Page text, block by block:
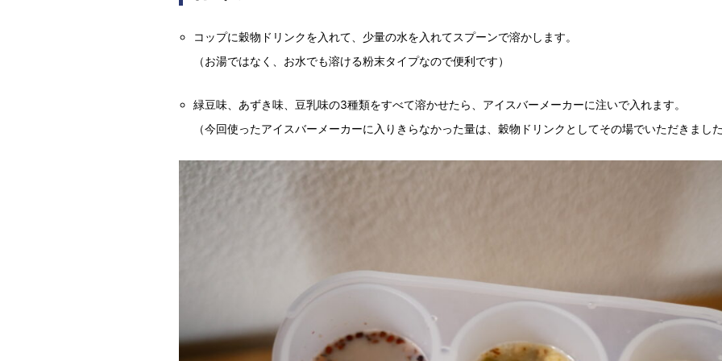
コップに穀物ドリンクを入れて、少量の水を入れてスプーンで溶かします。
（お湯ではなく、お水でも溶ける粉末タイプなので便利です）
緑豆味、あずき味、豆乳味の3種類をすべて溶かせたら、アイスバーメーカーに注いで入れます。
（今回使ったアイスバーメーカーに入りきらなかった量は、穀物ドリンクとしてその場でいただきまし